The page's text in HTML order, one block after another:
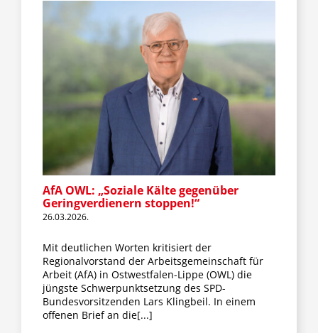
AfA OWL: „Soziale Kälte gegenüber
Geringverdienern stoppen!“
26.03.2026.
Mit deutlichen Worten kritisiert der
Regionalvorstand der Arbeitsgemeinschaft für
Arbeit (AfA) in Ostwestfalen-Lippe (OWL) die
jüngste Schwerpunktsetzung des SPD-
Bundesvorsitzenden Lars Klingbeil. In einem
offenen Brief an die[...]